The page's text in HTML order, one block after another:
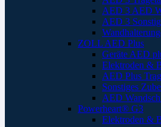
AED 3 AED
AED 3
ZOLL AED Plus
Geräte AED
Elektroden &
AED Plus
Sonstiges
AED
Powerheart® G3
Elektroden &